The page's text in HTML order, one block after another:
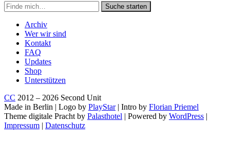
Suche
in
https://secondunit-
podcast.de/
Suche starten
Archiv
Wer wir sind
Kontakt
FAQ
Updates
Shop
Unterstützen
CC 2012 – 2026 Second Unit
Made in Berlin | Logo by PlayStar| Intro by Florian Priemel
Theme digitale Pracht by Palasthotel | Powered by WordPress |
Impressum | Datenschutz